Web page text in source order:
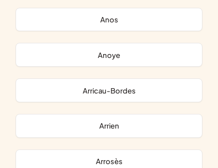
Anos
Anoye
Arricau-Bordes
Arrien
Arrosès